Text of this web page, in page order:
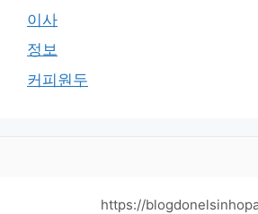
이사
정보
커피원두
https://